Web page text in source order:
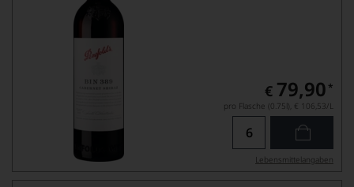
€ 79,90 *
pro Flasche (0.75l), € 106,53/L
Lebensmittel­angaben